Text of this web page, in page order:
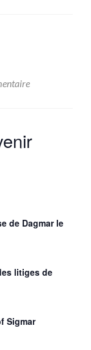
de Dagmar le
litiges de
Sigmar